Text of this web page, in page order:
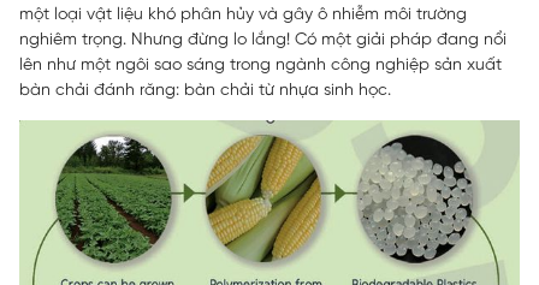
một loại vật liệu khó phân hủy và gây ô nhiễm môi trường
nghiêm trọng. Nhưng đừng lo lắng! Có một giải pháp đang nổi
lên như một ngôi sao sáng trong ngành công nghiệp sản xuất
bàn chải đánh răng: bàn chải từ nhựa sinh học.